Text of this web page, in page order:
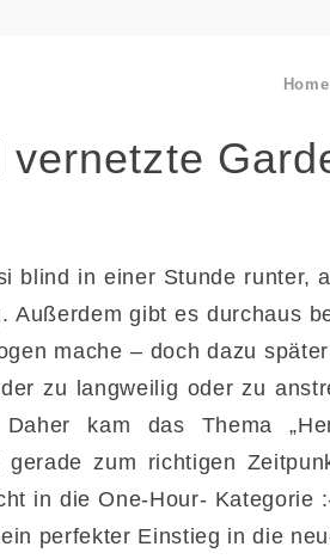
Home
blind in einer Stunde runter,
Außerdem gibt es durchaus
mache – doch dazu
zu langweilig oder zu
kam das Thema
zum richtigen
in die One-Hour- Kategorie
perfekter Einstieg in die